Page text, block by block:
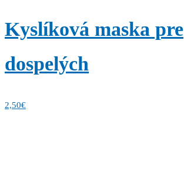
Kyslíková maska pre
dospelých
2,50€